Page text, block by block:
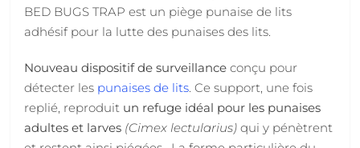
BED BUGS TRAP est un piège punaise de lits
adhésif pour la lutte des punaises des lits.
Nouveau dispositif de surveillanceconçu pour
détecter les punaises de lits. Ce support, une fois
replié, reproduit un refuge idéal pour les punaises
adultes et larves (Cimex lectularius)qui y pénètrent